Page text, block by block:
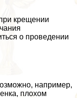
крещении
о проведении
например,
плохом